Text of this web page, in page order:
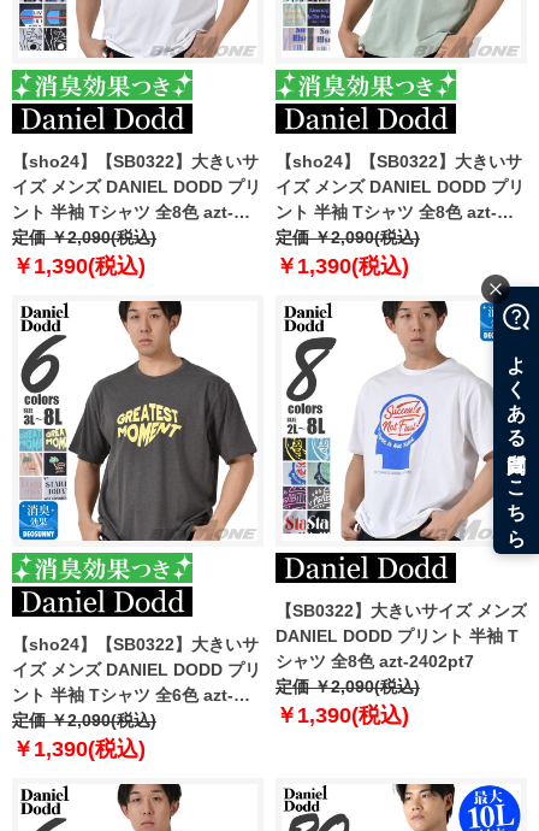
【sho24】【SB0322】大きいサ
イズ メンズ DANIEL DODD プリ
ント 半袖 Tシャツ 全8色 azt-
2402pt4
定価 ￥2,090(税込)
￥1,390(税込)
【sho24】【SB0322】大きいサ
イズ メンズ DANIEL DODD プリ
ント 半袖 Tシャツ 全8色 azt-
2402pt5
定価 ￥2,090(税込)
￥1,390(税込)
【sho24】【SB0322】大きいサ
イズ メンズ DANIEL DODD プリ
ント 半袖 Tシャツ 全6色 azt-
2402pt6
定価 ￥2,090(税込)
￥1,390(税込)
【SB0322】大きいサイズ メンズ
DANIEL DODD プリント 半袖 T
シャツ 全8色 azt-2402pt7
定価 ￥2,090(税込)
￥1,390(税込)